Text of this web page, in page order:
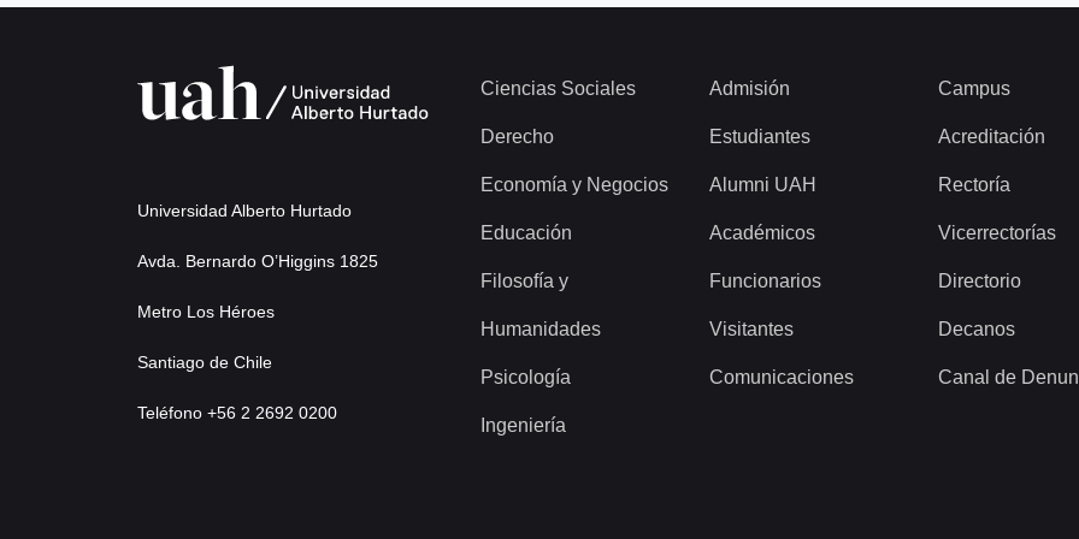
Universidad Alberto Hurtado
Avda. Bernardo O’Higgins 1825
Metro Los Héroes
Santiago de Chile
Teléfono +56 2 2692 0200
Ciencias Sociales
Derecho
Economía y Negocios
Educación
Filosofía y
Humanidades
Psicología
Ingeniería
Admisión
Estudiantes
Alumni UAH
Académicos
Funcionarios
Visitantes
Comunicaciones
Campus
Acreditación
Rectoría
Vicerrectorías
Directorio
Decanos
Canal de